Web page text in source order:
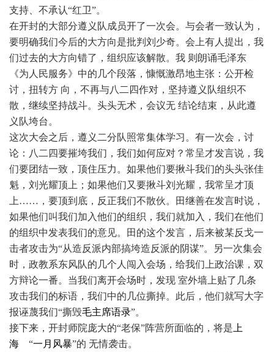
支持、不承认“红卫”。
在开封的大部分遵义队成员开了一次会。与会者一致认为，
要明确我们今后的大方向是批判刘少奇。会上有人提出，我
们过去的大方向错了，组织应该解散。我 则朗诵毛泽东
《为人民服务》中的几个段落，慷慨激昂地主张：公开检
讨，扭转方 向，不再与八二四作对，坚持遵义队组织不
散，继续坚持战斗。头头无术，会议无 结论结束，从此遵
义队垮台。
这次大会之后，遵义二分队照常集体学习。有一次会，讨
论：八二四要摧垮我们，我们如何应对？常呈才发言说，我
们要团结一致，顶住压力。如果他们要揪斗我们的头头张佳
魁，刘光耀顶上；如果他们又要揪斗刘光耀，我常呈才顶
上……，要顶到底，反正我们不散伙。田继善在发言时说，
如果他们叫我们加入他们的组织，我们就加入，我们在他们
的组织中发表我们的意见。田的这个发言，后来被某反戈一
击者攻击为“从造反派内部搞垮造反派的阴谋”。另一次集会
时，政教系东风队的几个人闯入会场，给我们上政治课，双
方辩论一番。当我们离开会场时，发现 室外墙上贴了几条
攻击我们的标语，我们中的几位撕掉。此后，他们就写大字
报诬蔑我们“撕毁毛主席语录”。
接下来，开封师院庞大的“老保”阵营所面临的，将是 上
海 “一月风暴”的 无情袭击。